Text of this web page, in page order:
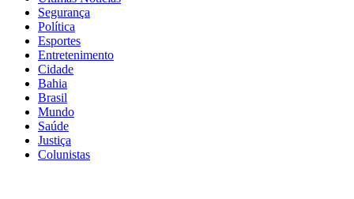
Segurança
Política
Esportes
Entretenimento
Cidade
Bahia
Brasil
Mundo
Saúde
Justiça
Colunistas